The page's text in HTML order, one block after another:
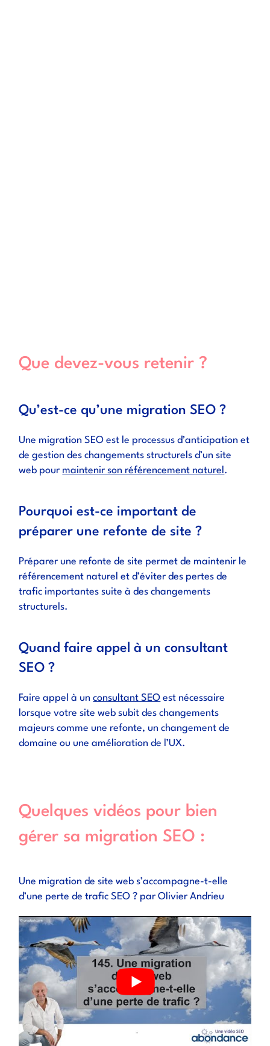
Que devez-vous retenir ?
Qu’est-ce qu’une migration SEO ?
Une migration SEO est le processus d’anticipation et
de gestion des changements structurels d’un site
web pour maintenir son référencement naturel .
Pourquoi est-ce important de
préparer une refonte de site ?
Préparer une refonte de site permet de maintenir le
référencement naturel et d’éviter des pertes de
trafic importantes suite à des changements
structurels.
Quand faire appel à un consultant
SEO ?
Faire appel à unconsultant SEO est nécessaire
lorsque votre site web subit des changements
majeurs comme une refonte, un changement de
domaine ou une amélioration de l’UX.
Quelques vidéos pour bien
gérer sa migration SEO :
Une migration de site web s’accompagne-t-elle
d’une perte de trafic SEO ? par Olivier Andrieu